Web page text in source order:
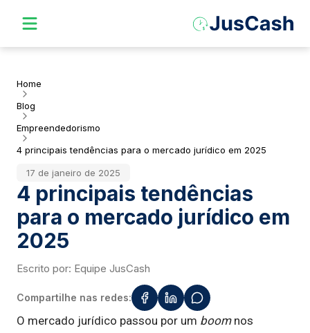
Home
Blog
Empreendedorismo
4 principais tendências para o mercado jurídico em 2025
17 de janeiro de 2025
4 principais tendências
para o mercado jurídico em
2025
Escrito por: Equipe JusCash
Compartilhe nas redes:
O mercado jurídico passou por um boomnos